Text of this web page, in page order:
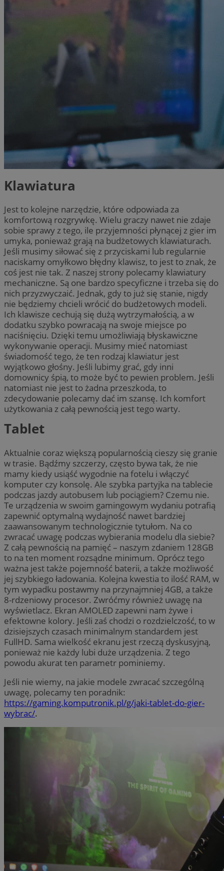
Klawiatura
Jest to kolejne narzędzie, które odpowiada za
komfortową rozgrywkę. Wielu graczy nawet nie zdaje
sobie sprawy z tego, ile przyjemności płynącej z gier im
umyka, ponieważ grają na budżetowych klawiaturach.
Jeśli musimy siłować się z przyciskami lub regularnie
naciskamy omyłkowo błędny klawisz, to jest to znak, że
coś jest nie tak. Z naszej strony polecamy klawiatury
mechaniczne. Są one bardzo specyficzne i trzeba się do
nich przyzwyczaić. Jednak, gdy to już się stanie, nigdy
nie będziemy chcieli wrócić do budżetowych modeli.
Ich klawisze cechują się dużą wytrzymałością, a w
dodatku szybko powracają na swoje miejsce po
naciśnięciu. Dzięki temu umożliwiają błyskawiczne
wykonywanie operacji. Musimy mieć natomiast
świadomość tego, że ten rodzaj klawiatur jest
wyjątkowo głośny. Jeśli lubimy grać, gdy inni
domownicy śpią, to może być to pewien problem. Jeśli
natomiast nie jest to żadna przeszkoda, to
zdecydowanie polecamy dać im szansę. Ich komfort
użytkowania z całą pewnością jest tego warty.
Tablet
Aktualnie coraz większą popularnością cieszy się granie
w trasie. Bądźmy szczerzy, często bywa tak, że nie
mamy kiedy usiąść wygodnie na fotelu i włączyć
komputer czy konsolę. Ale szybka partyjka na tablecie
podczas jazdy autobusem lub pociągiem? Czemu nie.
Te urządzenia w swoim gamingowym wydaniu potrafią
zapewnić optymalną wydajność nawet bardziej
zaawansowanym technologicznie tytułom. Na co
zwracać uwagę podczas wybierania modelu dla siebie?
Z całą pewnością na pamięć – naszym zdaniem 128GB
to na ten moment rozsądne minimum. Oprócz tego
ważna jest także pojemność baterii, a także możliwość
jej szybkiego ładowania. Kolejna kwestia to ilość RAM, w
tym wypadku postawmy na przynajmniej 4GB, a także
8-rdzeniowy procesor. Zwróćmy również uwagę na
wyświetlacz. Ekran AMOLED zapewni nam żywe i
efektowne kolory. Jeśli zaś chodzi o rozdzielczość, to w
dzisiejszych czasach minimalnym standardem jest
FullHD. Sama wielkość ekranu jest rzeczą dyskusyjną,
ponieważ nie każdy lubi duże urządzenia. Z tego
powodu akurat ten parametr pominiemy.
Jeśli nie wiemy, na jakie modele zwracać szczególną
uwagę, polecamy ten poradnik:
https://gaming.komputronik.pl/g/jaki-tablet-do-gier-
wybrac/.